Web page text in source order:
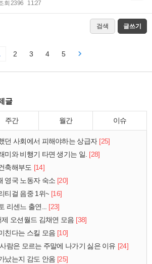
회 2396 11:27
검색 글쓰기
2 3 4 5
글
주간 월간 이슈
던 사회에서 피해야하는 상급자 [25]
미와 비행기 타면 생기는 일. [28]
축해부도 [14]
영국 노동자 숙소 [20]
티걸 음중 1위~ [16]
리센느 출연...
[23]
제 오션월드 김채연 모음 [38]
친다는 스킬 모음 [10]
람은 모르는 주말에 나가기 싫은 이유 [24]
났는지 감도 안옴 [25]